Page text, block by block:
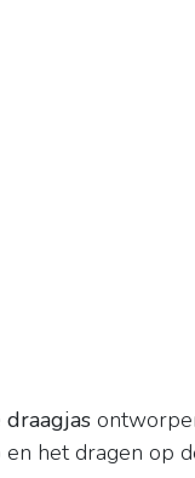
draagjas
het dragen op